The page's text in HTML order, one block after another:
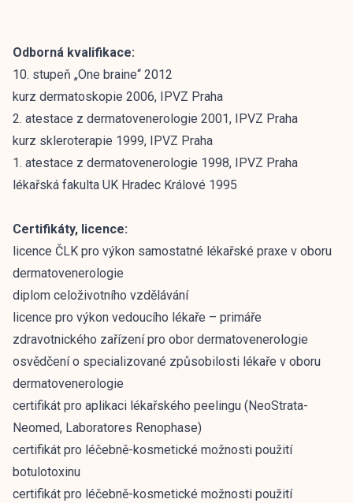
Odborná kvalifikace:
10. stupeň „One braine“ 2012
kurz dermatoskopie 2006, IPVZ Praha
2. atestace z dermatovenerologie 2001, IPVZ Praha
kurz skleroterapie 1999, IPVZ Praha
1. atestace z dermatovenerologie 1998, IPVZ Praha
lékařská fakulta UK Hradec Králové 1995
Certifikáty, licence:
licence ČLK pro výkon samostatné lékařské praxe v oboru
dermatovenerologie
diplom celoživotního vzdělávání
licence pro výkon vedoucího lékaře – primáře
zdravotnického zařízení pro obor dermatovenerologie
osvědčení o specializované způsobilosti lékaře v oboru
dermatovenerologie
certifikát pro aplikaci lékařského peelingu (NeoStrata-
Neomed, Laboratores Renophase)
certifikát pro léčebně-kosmetické možnosti použití
botulotoxinu
certifikát pro léčebně-kosmetické možnosti použití